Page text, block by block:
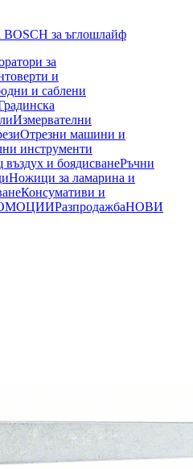
за ъглошлайф
за
и
и саблени
Измервателни
Отрезни машини и
инструменти
въздух и боядисванеРъчни
Ножици за ламарина и
Консумативи и
РазпродажбаНОВИ